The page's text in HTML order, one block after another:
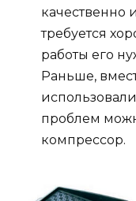
качественно
требуется
работы его
Раньше,
проблем
компрессор.